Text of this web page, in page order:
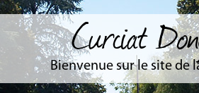
Curciat
Bienvenue sur le site de